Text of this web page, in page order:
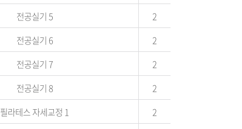
전공실기 5
2
전공실기 6
2
전공실기 7
2
전공실기 8
2
필라테스 자세교정 1
2